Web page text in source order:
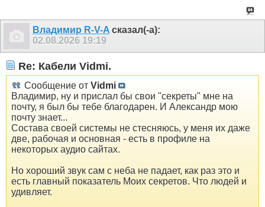
Владимир R-V-A сказал(-а):
02.08.2026 19:19
Re: Кабели Vidmi.
Сообщение от Vidmi
Владимир, ну и прислал бы свои "секреты" мне на
почту, я был бы тебе благодарен. И Александр мою
почту знает...
Состава своей системы не стесняюсь, у меня их даже
две, рабочая и основная - есть в профиле на
некоторых аудио сайтах.
Но хороший звук сам с неба не падает, как раз это и
есть главный показатель Моих секретов. Что людей и
удивляет.